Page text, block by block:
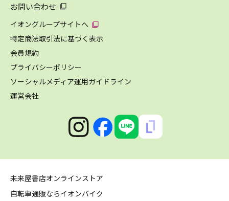
お問い合わせ
イオングループサイトへ
特定商法取引法に基づく表示
会員規約
プライバシーポリシー
ソーシャルメディア運用ガイドライン
運営会社
未来屋書店オンラインストア
自転車通販ならイオンバイク